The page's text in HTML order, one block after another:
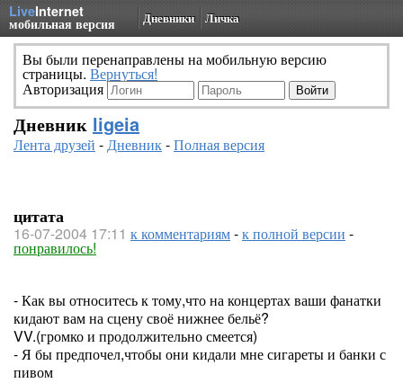
LiveInternet
мобильная версия Дневники Личка
Вы были перенаправлены на мобильную версию
страницы. Вернуться!
Авторизация
Дневник ligeia
Лента друзей -Дневник-Полная версия
цитата
16-07-2004 17:11 к комментариям-к полной версии -
понравилось!
- Как вы относитесь к тому,что на концертах ваши фанатки
кидают вам на сцену своё нижнее бельё?
VV.(громко и продолжительно смеется)
- Я бы предпочел,чтобы они кидали мне сигареты и банки с
пивом